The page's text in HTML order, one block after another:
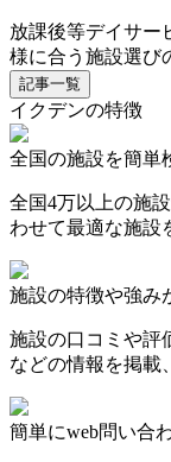
放課後等デイサー
様に合う施設選び
記事一覧
イクデンの特徴
全国の施設を簡単
全国4万以上の施
わせて最適な施設
施設の特徴や強み
施設の口コミや評
などの情報を掲載
簡単にweb問い合